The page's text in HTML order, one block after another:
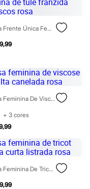
Blusa Frente Única Feminina De Tule Franzida Arabescos Rosa
Blusa Feminina De Viscose Gola Alta Canelada Rosa
+ 3 cores
Blusa Feminina De Tricot Manga Curta Listrada Rosa